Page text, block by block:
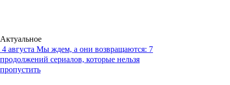
Актуальное
4 августа Мы ждем, а они возвращаются: 7
продолжений сериалов, которые нельзя
пропустить